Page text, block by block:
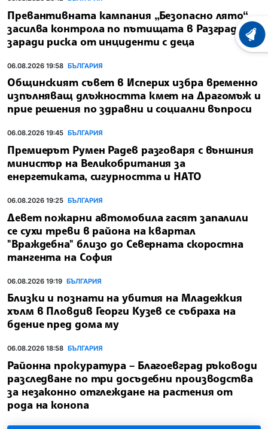
Превантивната кампания „Безопасно лято“
засилва контрола по пътищата в Разградско
заради риска от инциденти с деца
06.08.2026 19:58 БЪЛГАРИЯ
Общинският съвет в Исперих избра временно
изпълняващ длъжността кмет на Драгомъж и
прие решения по здравни и социални въпроси
06.08.2026 19:45 БЪЛГАРИЯ
Премиерът Румен Радев разговаря с външния
министър на Великобритания за
енергетиката, сигурността и НАТО
06.08.2026 19:25 БЪЛГАРИЯ
Девет пожарни автомобила гасят запалили
се сухи треви в района на квартал
"Враждебна" близо до Северната скоростна
тангента на София
06.08.2026 19:19 БЪЛГАРИЯ
Близки и познати на убития на Младежкия
хълм в Пловдив Георги Кузев се събраха на
бдение пред дома му
06.08.2026 18:58 БЪЛГАРИЯ
Районна прокуратура – Благоевград ръководи
разследване по три досъдебни производства
за незаконно отглеждане на растения от
рода на конопа